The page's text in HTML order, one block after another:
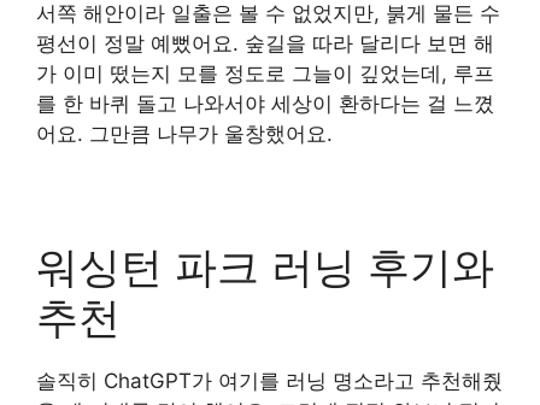
서쪽 해안이라 일출은 볼 수 없었지만, 붉게 물든 수
평선이 정말 예뻤어요. 숲길을 따라 달리다 보면 해
가 이미 떴는지 모를 정도로 그늘이 깊었는데, 루프
를 한 바퀴 돌고 나와서야 세상이 환하다는 걸 느꼈
어요. 그만큼 나무가 울창했어요.
워싱턴 파크 러닝 후기와
추천
솔직히 ChatGPT가 여기를 러닝 명소라고 추천해줬